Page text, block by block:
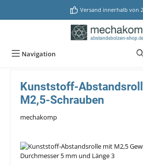
Versand innerhalb von
Navigation
Kunststoff-
M2,5-Schrauben
mechakomp
Bildergalerie überspringen